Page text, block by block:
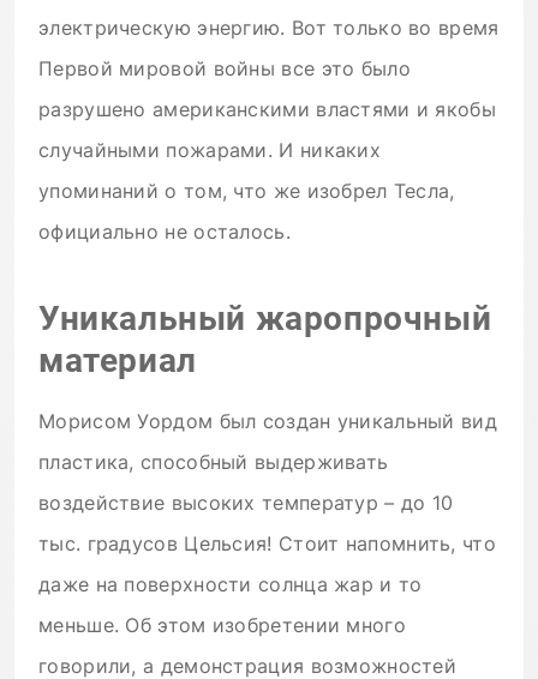
электрическую энергию. Вот только во время
Первой мировой войны все это было
разрушено американскими властями и якобы
случайными пожарами. И никаких
упоминаний о том, что же изобрел Тесла,
официально не осталось.
Уникальный жаропрочный
материал
Морисом Уордом был создан уникальный вид
пластика, способный выдерживать
воздействие высоких температур – до 10
тыс. градусов Цельсия! Стоит напомнить, что
даже на поверхности солнца жар и то
меньше. Об этом изобретении много
говорили, а демонстрация возможностей